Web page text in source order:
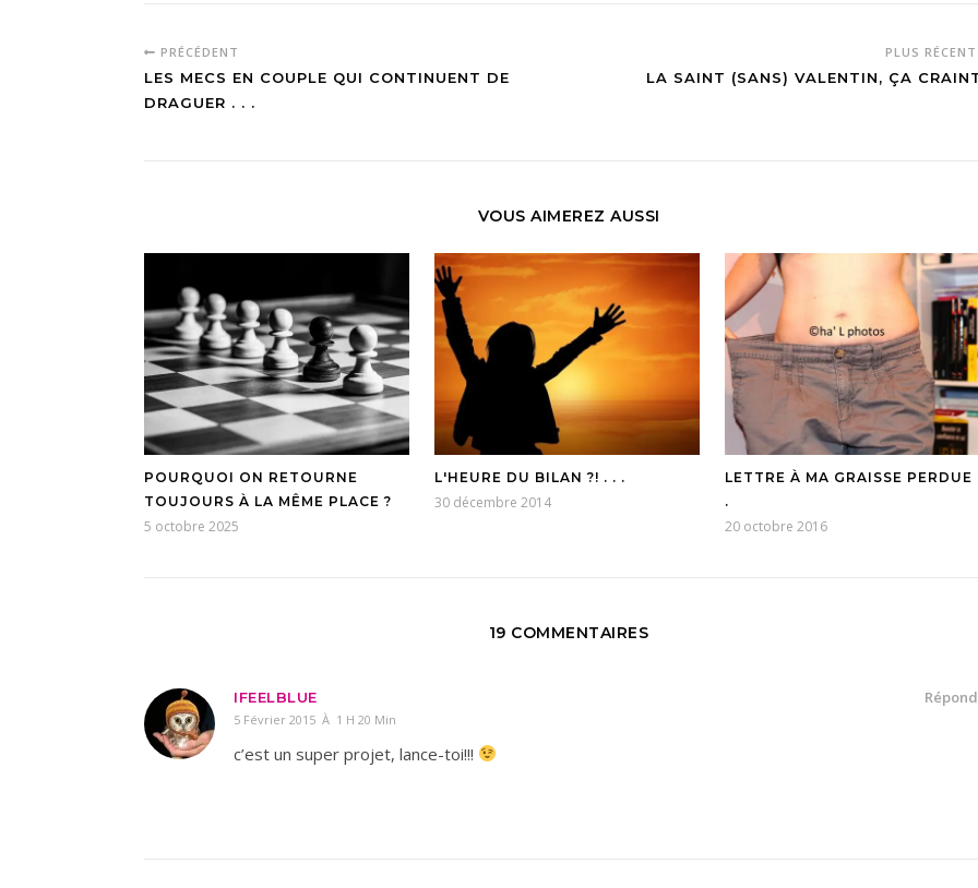
PRÉCÉDENT
LES MECS EN COUPLE QUI CONTINUENT DE
DRAGUER . . .
PLUS
LA SAINT (SANS) VALENTIN, ÇA
VOUS AIMEREZ AUSSI
POURQUOI ON RETOURNE
TOUJOURS À LA MÊME PLACE ?
5 octobre 2025
L'HEURE DU BILAN ?! . . .
30 décembre 2014
LETTRE À MA GRAISSE PERDUE
.
20 octobre 2016
19 COMMENTAIRES
IFEELBLUE
5 Février 2015 À 1 H 20 Min
c’est un super projet, lance-toi!!!